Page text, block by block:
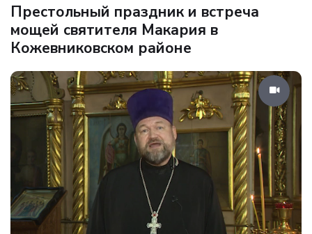
Престольный праздник и встреча
мощей святителя Макария в
Кожевниковском районе